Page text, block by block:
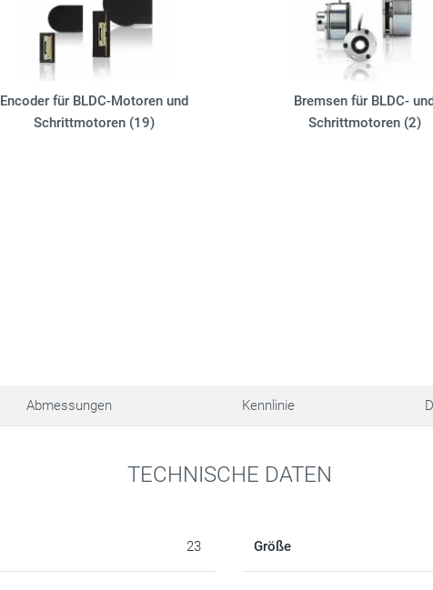
Encoder für BLDC-Motoren und
Schrittmotoren (19)
Bremsen für BLDC-
Schrittmotoren (2)
Abmessungen Kennlinie
TECHNISCHE DATEN
23 Größe